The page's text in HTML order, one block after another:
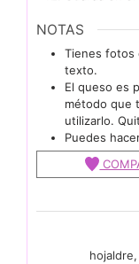
NOTAS
Tienes fotos
texto.
El queso es
método que
utilizarlo.
Puedes